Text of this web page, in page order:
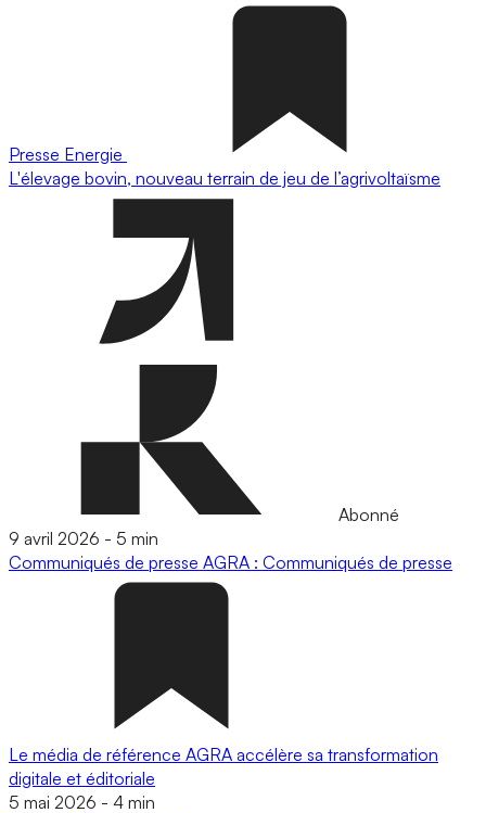
Presse Energie
L'élevage bovin, nouveau terrain de jeu de l’agrivoltaïsme
Abonné
9 avril 2026 - 5 min
Communiqués de presse AGRA : Communiqués de presse
Le média de référence AGRA accélère sa transformation
digitale et éditoriale
5 mai 2026 - 4 min